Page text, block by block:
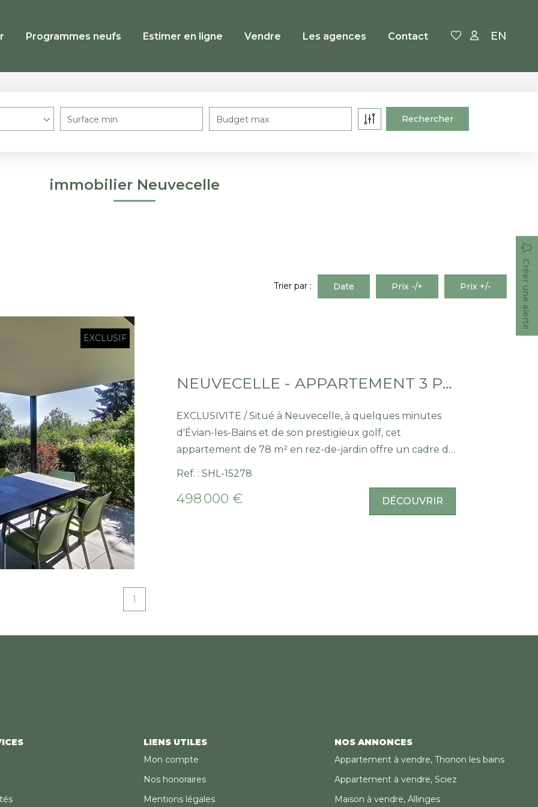
Programmes neufs Estimer en ligne Vendre Les agences Contact EN
Surface min Budget max
immobilier Neuvecelle
Créer une alerte
Trier par : Date Prix -/+ Prix +/-
EXCLUSIF
NEUVECELLE - APPARTEMENT 3 PIÈCES DE 78 M² AVEC JARDIN ET VUE LAC
EXCLUSIVITE / Situé à Neuvecelle, à quelques minutes
d'Évian-les-Bains et de son prestigieux golf, cet
appartement de 78 m² en rez-de-jardin offre un cadre de
confortables et de deux salles d'eau. La pièce de vie
s'ouvre sur une terrasse et un jardin privatif, offrant une
secondaire, ce bien allie confort moderne et cadre
Ref. : SHL-15278
498 000 € DÉCOUVRIR
1
LIENS UTILES
Mon compte
Nos honoraires
Mentions légales
NOS ANNONCES
Appartement à vendre, Thonon les bains
Appartement à vendre, Sciez
Maison à vendre, Allinges